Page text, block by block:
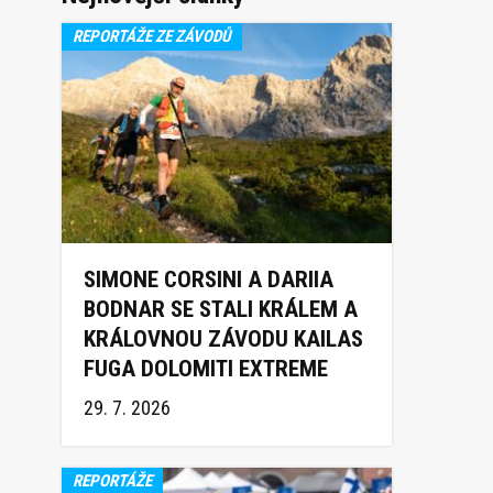
REPORTÁŽE ZE ZÁVODŮ
SIMONE CORSINI A DARIIA
BODNAR SE STALI KRÁLEM A
KRÁLOVNOU ZÁVODU KAILAS
FUGA DOLOMITI EXTREME
TRAIL 2026
29. 7. 2026
REPORTÁŽE